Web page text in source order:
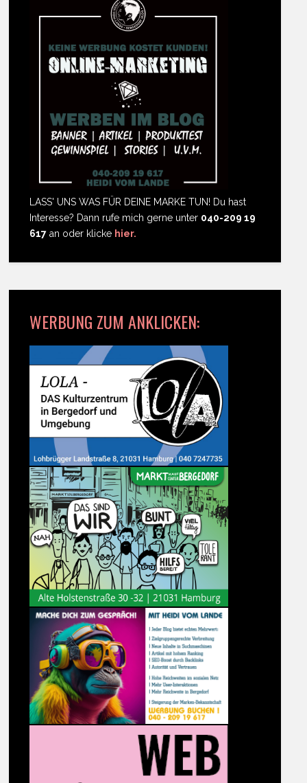
LASS' UNS WAS FÜR DEINE MARKE TUN! Du hast
Interesse? Dann rufe mich gerne unter 040-209 19
617 an oder klicke hier.
WERBUNG ZUM ANKLICKEN: